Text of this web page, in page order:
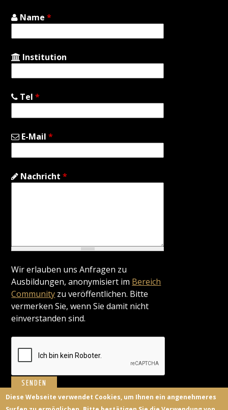
Name*
Institution
Tel*
E-Mail*
Nachricht*
Wir erlauben uns Anfragen zu
Ausbildungen, anonymisiert im Bereich
Community zu veröffentlichen. Bitte
vermerken Sie, wenn Sie damit nicht
einverstanden sind.
Diese Webseite verwendet Cookies, um Ihnen ein angenehmeres